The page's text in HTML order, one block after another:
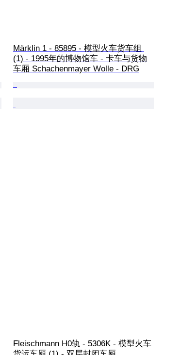
Märklin 1 - 85895 - 模型火车货车组
(1) - 1995年的博物馆车 - 卡车与货物
车厢 Schachenmayer Wolle - DRG
Fleischmann H0轨 - 5306K - 模型火车